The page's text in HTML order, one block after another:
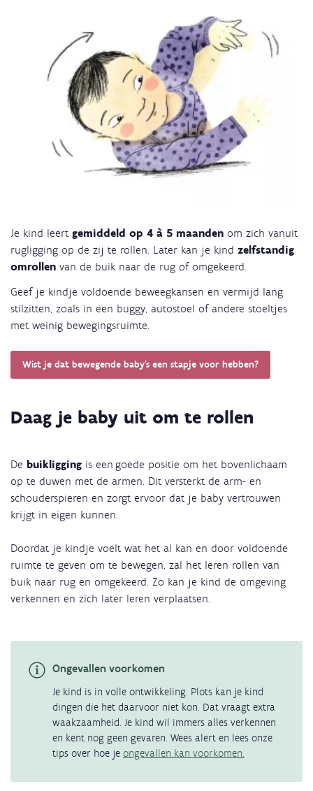
Je kind leert gemiddeld op 4 à 5 maanden om zich vanuit
rugligging op de zij te rollen. Later kan je kind zelfstandig
omrollen van de buik naar de rug of omgekeerd.
Geef je kindje voldoende beweegkansen en vermijd lang
stilzitten, zoals in een buggy, autostoel of andere stoeltjes
met weinig bewegingsruimte.
Wist je dat bewegende baby's een stapje voor hebben?
Daag je baby uit om te rollen
De buikligging is een goede positie om het bovenlichaam
op te duwen met de armen. Dit versterkt de arm- en
schouderspieren en zorgt ervoor dat je baby vertrouwen
krijgt in eigen kunnen.
Doordat je kindje voelt wat het al kan en door voldoende
ruimte te geven om te bewegen, zal het leren rollen van
buik naar rug en omgekeerd. Zo kan je kind de omgeving
verkennen en zich later leren verplaatsen.
Ongevallen voorkomen
Je kind is in volle ontwikkeling. Plots kan je kind
dingen die het daarvoor niet kon. Dat vraagt extra
waakzaamheid. Je kind wil immers alles verkennen
en kent nog geen gevaren. Wees alert en lees onze
tips over hoe je ongevallen kan voorkomen.